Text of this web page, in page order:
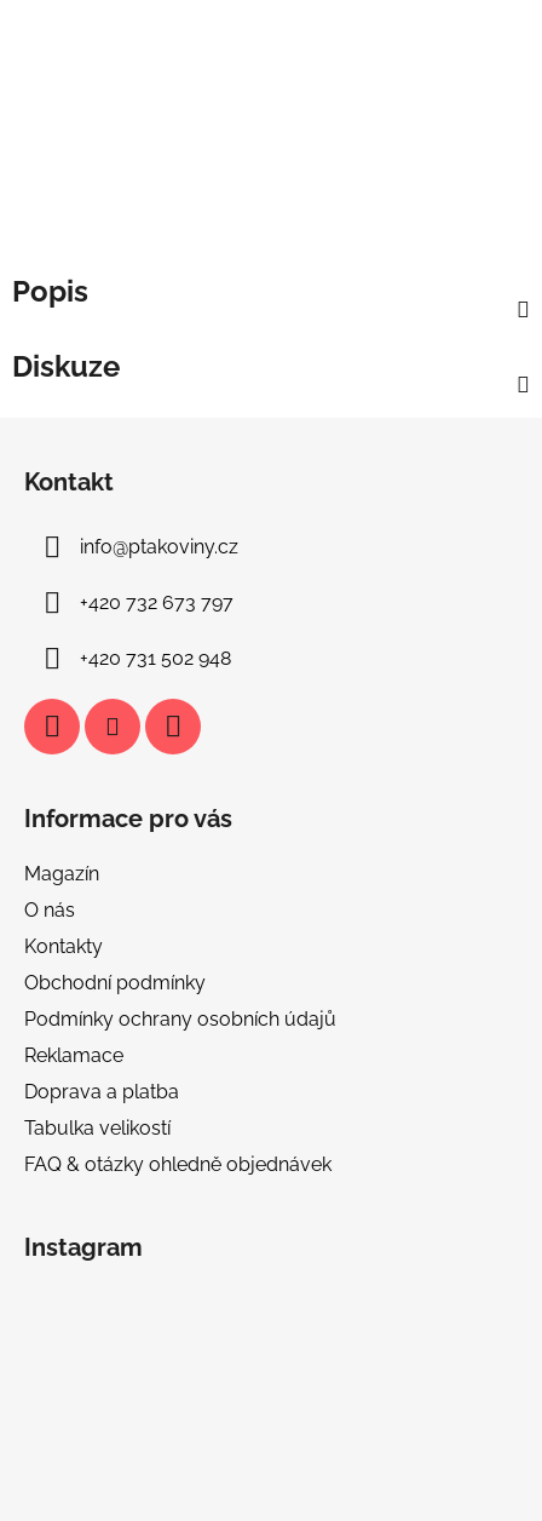
Popis
Diskuze
Kontakt
info@ptakoviny.cz
+420 732 673 797
+420 731 502 948
Informace pro vás
Magazín
O nás
Kontakty
Obchodní podmínky
Podmínky ochrany osobních údajů
Reklamace
Doprava a platba
Tabulka velikostí
FAQ & otázky ohledně objednávek
Instagram